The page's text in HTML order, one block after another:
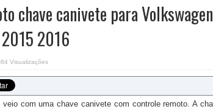
chave canivete para Volkswagen
2016
Visualizações
com uma chave canivete com controle remoto. A